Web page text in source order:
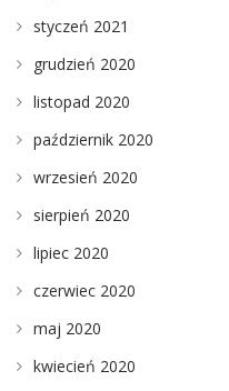
styczeń 2021
grudzień 2020
listopad 2020
październik 2020
wrzesień 2020
sierpień 2020
lipiec 2020
czerwiec 2020
maj 2020
kwiecień 2020